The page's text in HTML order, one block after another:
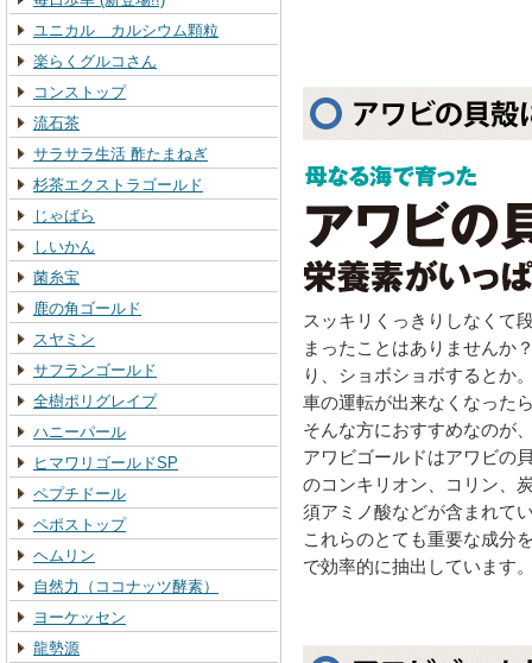
ユニカル カルシウム顆粒
楽らくグルコさん
コンストップ
流石茶
サラサラ生活 酢たまねぎ
杉茶エクストラゴールド
じゃばら
しいかん
菌糸宝
鹿の角ゴールド
スヤミン
サフランゴールド
全樹ポリグレイプ
ハニーパール
ヒマワリゴールドSP
ペプチドール
ペポストップ
ヘムリン
自然力（ココナッツ酵素）
ヨーケッセン
龍勢源
スッキリくっきりしなくて
まったことはありませんか
り、ショボショボするとか
車の運転が出来なくなった
そんな方におすすめなのが
アワビゴールドはアワビの
のコンキリオン、コリン、
須アミノ酸などが含まれて
これらのとても重要な成分
で効率的に抽出しています